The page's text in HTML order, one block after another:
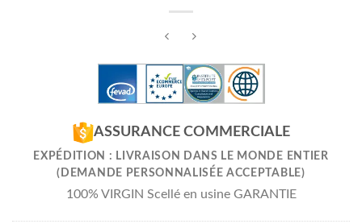
ASSURANCE COMMERCIALE
EXPÉDITION : LIVRAISON DANS LE MONDE ENTIER
(DEMANDE PERSONNALISÉE ACCEPTABLE)
100% VIRGIN Scellé en usine GARANTIE